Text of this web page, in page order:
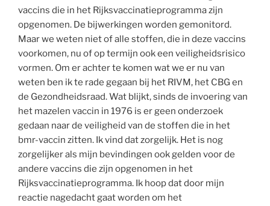
vaccins die in het Rijksvaccinatieprogramma zijn
opgenomen. De bijwerkingen worden gemonitord.
Maar we weten niet of alle stoffen, die in deze vaccins
voorkomen, nu of op termijn ook een veiligheidsrisico
vormen. Om er achter te komen wat we er nu van
weten ben ik te rade gegaan bij het RIVM, het CBG en
de Gezondheidsraad. Wat blijkt, sinds de invoering van
het mazelen vaccin in 1976 is er geen onderzoek
gedaan naar de veiligheid van de stoffen die in het
bmr-vaccin zitten. Ik vind dat zorgelijk. Het is nog
zorgelijker als mijn bevindingen ook gelden voor de
andere vaccins die zijn opgenomen in het
Rijksvaccinatieprogramma. Ik hoop dat door mijn
reactie nagedacht gaat worden om het